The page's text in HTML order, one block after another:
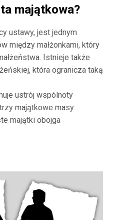
majątkowa?
ustawy, jest jednym
między małżonkami, który
Istnieje także
która ogranicza taką
ustrój wspólnoty
majątkowe masy:
majątki obojga